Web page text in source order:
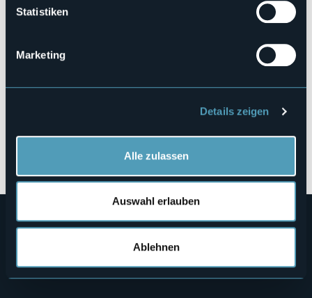
Statistiken
Marketing
Details zeigen
Alle zulassen
Auswahl erlauben
Ablehnen
28853 - Albogno (VB)
Öffnen Sie die Karte